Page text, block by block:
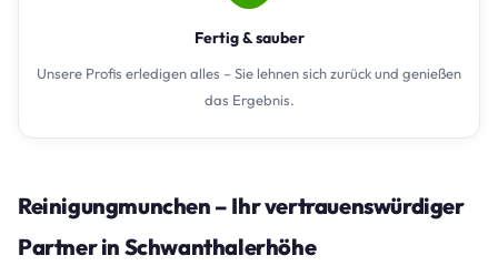
Fertig & sauber
Unsere Profis erledigen alles – Sie lehnen sich zurück und genießen
das Ergebnis.
Reinigungmunchen – Ihr vertrauenswürdiger
Partner in Schwanthalerhöhe